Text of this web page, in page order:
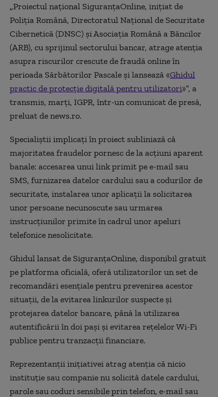
„Proiectul naţional SiguranţaOnline, iniţiat de
Poliţia Română, Directoratul Naţional de Securitate
Cibernetică (DNSC) şi Asociaţia Română a Băncilor
(ARB), cu sprijinul sectorului bancar, atrage atenţia
asupra riscurilor crescute de fraudă online în
perioada Sărbătorilor Pascale şi lansează «Ghidul
practic de protecţie digitală pentru utilizatori»”, a
transmis, marţi, IGPR, într-un comunicat de presă,
preluat de news.ro.
Specialiştii implicaţi în proiect subliniază că
majoritatea fraudelor pornesc de la acţiuni aparent
banale: accesarea unui link primit pe e-mail sau
SMS, furnizarea datelor cardului sau a codurilor de
securitate, instalarea unor aplicaţii la solicitarea
unor persoane necunoscute sau urmarea
instrucţiunilor primite în cadrul unor apeluri
telefonice nesolicitate.
Ghidul lansat de SiguranţaOnline, disponibil gratuit
pe platforma oficială, oferă utilizatorilor un set de
recomandări esenţiale pentru prevenirea acestor
situaţii, de la evitarea linkurilor suspecte şi
protejarea datelor bancare, până la utilizarea
autentificării în doi paşi şi evitarea reţelelor Wi-Fi
publice pentru tranzacţii financiare.
Reprezentanţii iniţiativei atrag atenţia că nicio
instituţie sau companie nu solicită datele cardului,
parole sau coduri sensibile prin telefon, e-mail sau